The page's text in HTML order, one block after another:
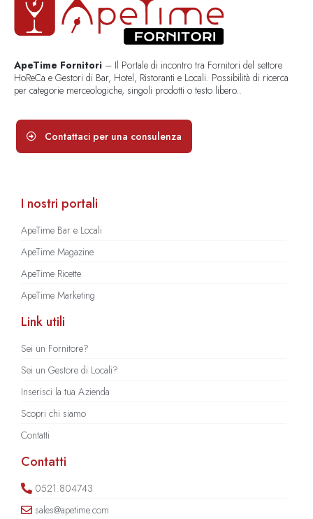
ApeTime Fornitori – Il Portale di incontro tra Fornitori del settore
HoReCa e Gestori di Bar, Hotel, Ristoranti e Locali. Possibilità di ricerca
per categorie merceologiche, singoli prodotti o testo libero..
Contattaci per una consulenza
I nostri portali
ApeTime Bar e Locali
ApeTime Magazine
ApeTime Ricette
ApeTime Marketing
Link utili
Sei un Fornitore?
Sei un Gestore di Locali?
Inserisci la tua Azienda
Scopri chi siamo
Contatti
Contatti
0521.804743
sales@apetime.com